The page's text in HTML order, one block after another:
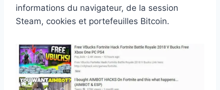
informations du navigateur, de la session
Steam, cookies et portefeuilles Bitcoin.